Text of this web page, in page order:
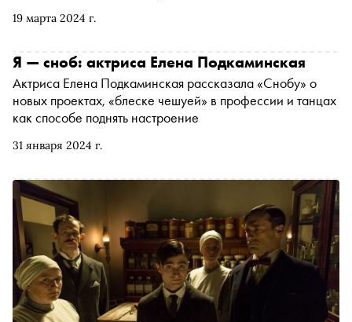
19 марта 2024 г.
31 января 2024 г.
Я — сноб: актриса Елена Подкаминская
Актриса Елена Подкаминская рассказала «Снобу» о
новых проектах, «блеске чешуей» в профессии и танцах
как способе поднять настроение